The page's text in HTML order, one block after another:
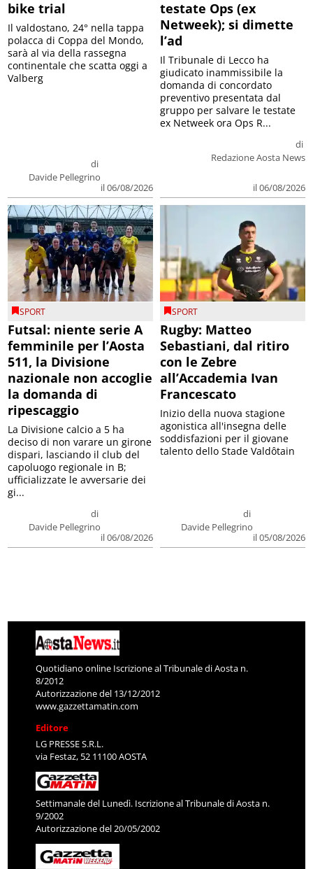
bike trial
di
Davide Pellegrino
il 06/08/2026
Il valdostano, 24° nella tappa
polacca di Coppa del Mondo,
sarà al via della rassegna
continentale che scatta oggi a
Valberg
testate Ops (ex
Netweek); si dimette
l’ad
di
Redazione Aosta News
il 06/08/2026
Il Tribunale di Lecco ha
giudicato inammissibile la
domanda di concordato
preventivo presentata dal
gruppo per salvare le testate
ex Netweek ora Ops R...
SPORT
Futsal: niente serie A
femminile per l’Aosta
511, la Divisione
nazionale non accoglie
la domanda di
ripescaggio
di
Davide Pellegrino
il 06/08/2026
La Divisione calcio a 5 ha
deciso di non varare un girone
dispari, lasciando il club del
capoluogo regionale in B;
ufficializzate le avversarie dei
gi...
SPORT
Rugby: Matteo
Sebastiani, dal ritiro
con le Zebre
all’Accademia Ivan
Francescato
di
Davide Pellegrino
il 05/08/2026
Inizio della nuova stagione
agonistica all'insegna delle
soddisfazioni per il giovane
talento dello Stade Valdôtain
Quotidiano online Iscrizione al Tribunale di Aosta n.
8/2012
Autorizzazione del 13/12/2012
www.gazzettamatin.com
Editore
LG PRESSE S.R.L.
via Festaz, 52 11100 AOSTA
Settimanale del Lunedì. Iscrizione al Tribunale di Aosta n.
9/2002
Autorizzazione del 20/05/2002